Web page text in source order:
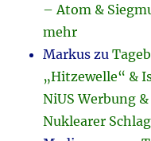
– Atom &
mehr
Markus zu
„Hitzewelle“ &
NiUS Werbung
Nuklearer